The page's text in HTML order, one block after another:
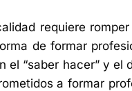
requiere
de formar
el “saber hacer” y
a formar